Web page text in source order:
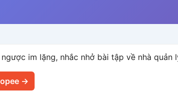
im lặng, nhắc nhở bài tập về nhà quản
→